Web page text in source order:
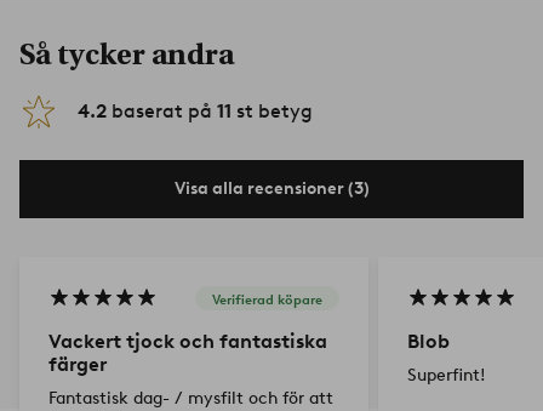
Så tycker andra
4.2 baserat på 11 st betyg
Visa alla recensioner (3)
Verifierad köpare
Vackert tjock och fantastiska
färger
Fantastisk dag- / mysfilt och för att
Blob
Superfint!